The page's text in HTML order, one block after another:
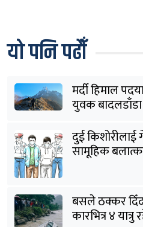
यो पनि पढौँ
मर्दी हिमाल
युवक बादलडाँडा
दुई
सामूहिक
पक्राउ
बसले ठक्कर
कारभित्र ४